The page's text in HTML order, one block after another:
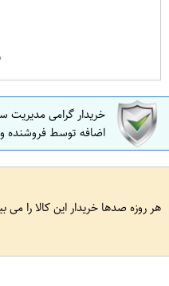
خریدار گرامی مدیریت
اضافه توسط فروشنده
هر روزه صدها خریدار این کالا را می